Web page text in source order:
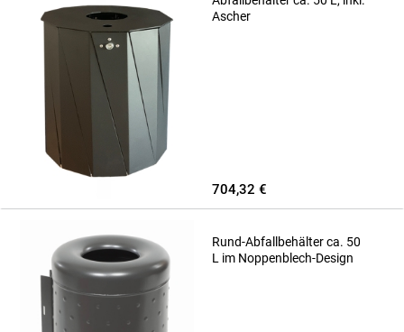
Ascher
704,32 €
Rund-Abfallbehälter ca. 50
L im Noppenblech-Design